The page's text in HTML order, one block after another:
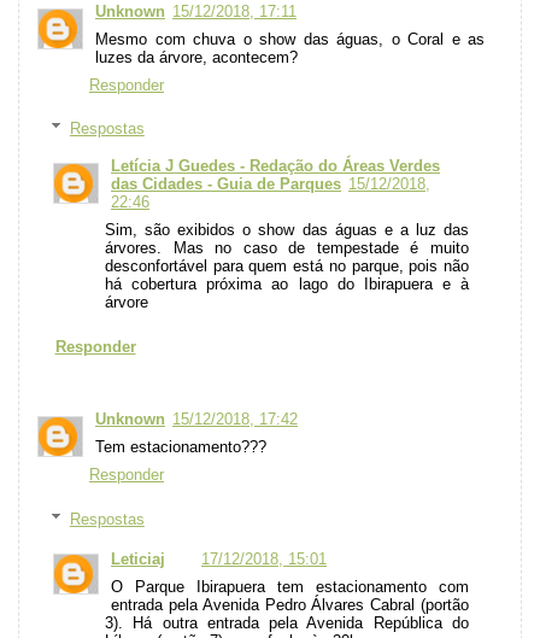
Unknown 15/12/2018, 17:11
Mesmo com chuva o show das águas, o Coral e as
luzes da árvore, acontecem?
Responder
Respostas
Letícia J Guedes - Redação do Áreas Verdes
das Cidades - Guia de Parques 15/12/2018,
22:46
Sim, são exibidos o show das águas e a luz das
árvores. Mas no caso de tempestade é muito
desconfortável para quem está no parque, pois não
há cobertura próxima ao lago do Ibirapuera e à
árvore
Responder
Unknown 15/12/2018, 17:42
Tem estacionamento???
Responder
Respostas
Leticiaj
17/12/2018, 15:01
O Parque Ibirapuera tem estacionamento com
entrada pela Avenida Pedro Álvares Cabral (portão
3). Há outra entrada pela Avenida República do